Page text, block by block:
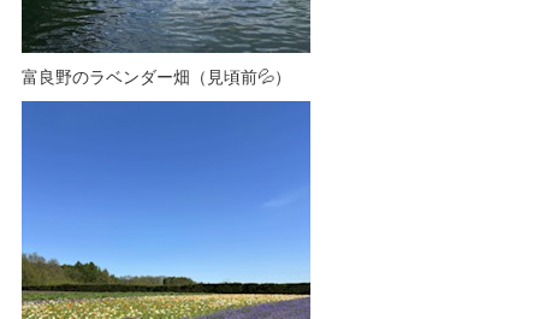
富良野のラベンダー畑（見頃前💦）